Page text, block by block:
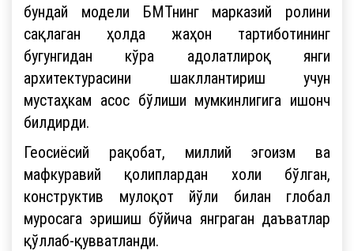
бундай модели БМТнинг марказий ролини
сақлаган ҳолда жаҳон тартиботининг
бугунгидан кўра адолатлироқ янги
архитектурасини шакллантириш учун
мустаҳкам асос бўлиши мумкинлигига ишонч
билдирди.
Геосиёсий рақобат, миллий эгоизм ва
мафкуравий қолиплардан холи бўлган,
конструктив мулоқот йўли билан глобал
муросага эришиш бўйича янграган даъватлар
қўллаб-қувватланди.